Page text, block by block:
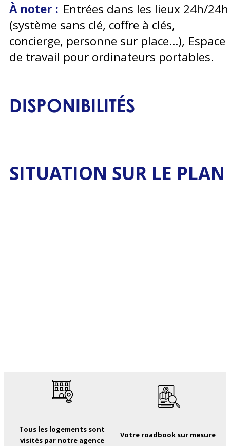
À noter : Entrées dans les lieux 24h/24h
(système sans clé, coffre à clés,
concierge, personne sur place...) Espace
de travail pour ordinateurs portables
DISPONIBILITÉS
SITUATION SUR LE PLAN
Tous les logements sont
visités par notre agence
Votre roadbook sur mesure